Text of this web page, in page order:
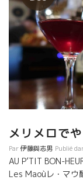
メリメロで
Par伊藤與志男 Publié
AU P’TIT BON-
Les Maoùレ・マウ